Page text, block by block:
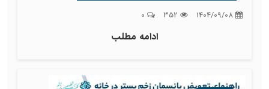
ادامه مطلب